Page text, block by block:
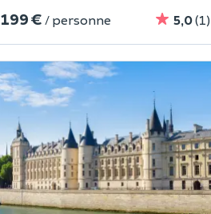
199 € / personne 5,0(1)